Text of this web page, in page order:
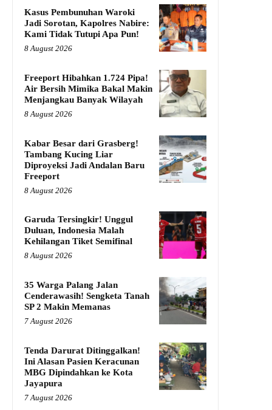
Kasus Pembunuhan Waroki
Jadi Sorotan, Kapolres Nabire:
Kami Tidak Tutupi Apa Pun!
8 August 2026
Freeport Hibahkan 1.724 Pipa!
Air Bersih Mimika Bakal Makin
Menjangkau Banyak Wilayah
8 August 2026
Kabar Besar dari Grasberg!
Tambang Kucing Liar
Diproyeksi Jadi Andalan Baru
Freeport
8 August 2026
Garuda Tersingkir! Unggul
Duluan, Indonesia Malah
Kehilangan Tiket Semifinal
8 August 2026
35 Warga Palang Jalan
Cenderawasih! Sengketa Tanah
SP 2 Makin Memanas
7 August 2026
Tenda Darurat Ditinggalkan!
Ini Alasan Pasien Keracunan
MBG Dipindahkan ke Kota
Jayapura
7 August 2026